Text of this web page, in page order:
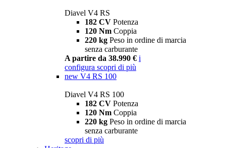
Diavel V4 RS
182 CV Potenza
120 Nm Coppia
220 kg Peso in ordine di marcia
senza carburante
A partire da 38.990 € i
configura scopri di più
new V4 RS 100
Diavel V4 RS 100
182 CV Potenza
120 Nm Coppia
220 kg Peso in ordine di marcia
senza carburante
scopri di più